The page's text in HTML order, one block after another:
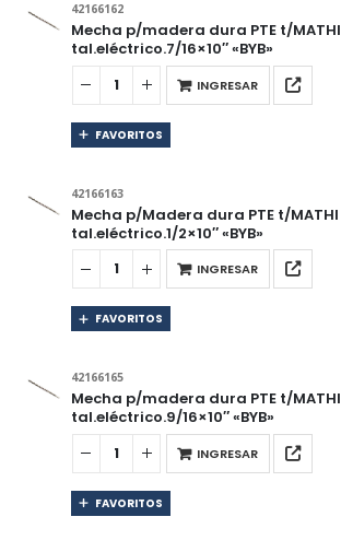
42166162
Mecha p/madera dura PTE t/MATHI
tal.eléctrico.7/16×10″ «BYB»
INGRESAR
FAVORITOS
42166163
Mecha p/Madera dura PTE t/MATHI
tal.eléctrico.1/2×10″ «BYB»
INGRESAR
FAVORITOS
42166165
Mecha p/madera dura PTE t/MATHI
tal.eléctrico.9/16×10″ «BYB»
INGRESAR
FAVORITOS